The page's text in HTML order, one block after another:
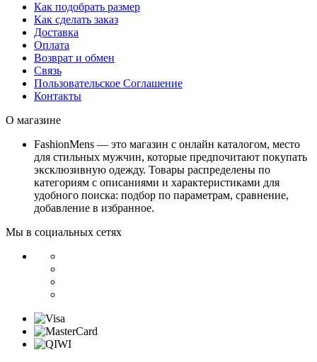
Как подобрать размер
Как сделать заказ
Доставка
Оплата
Возврат и обмен
Связь
Пользовательское Соглашение
Контакты
О магазине
FashionMens — это магазин с онлайн каталогом, место
для стильных мужчин, которые предпочитают покупать
эксклюзивную одежду. Товары распределены по
категориям с описаниями и характеристиками для
удобного поиска: подбор по параметрам, сравнение,
добавление в избранное.
Мы в социальных сетях